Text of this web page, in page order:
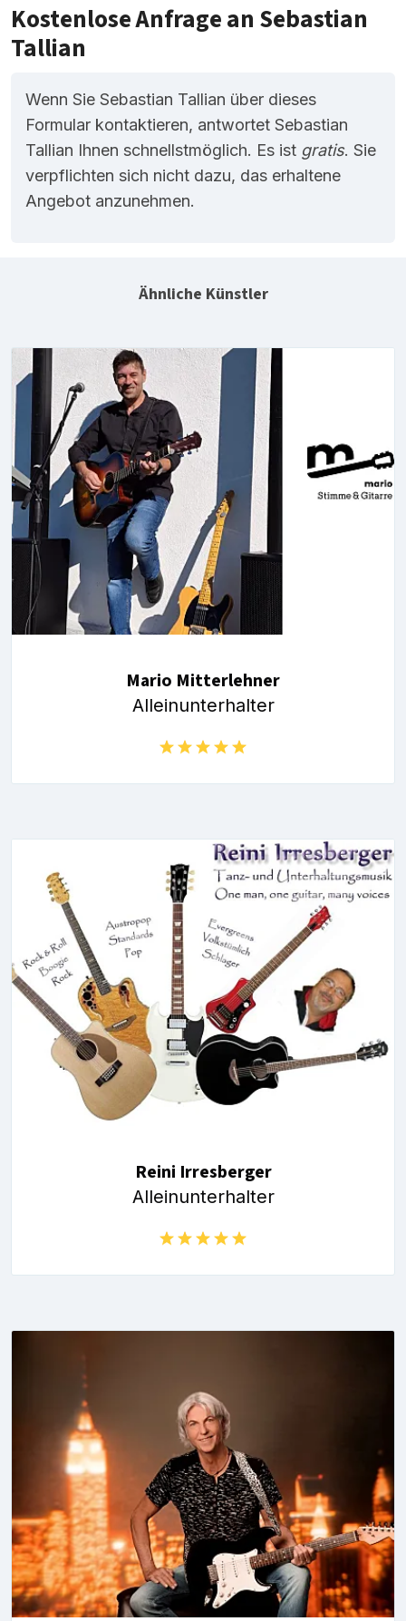
Kostenlose Anfrage an Sebastian
Tallian
Wenn Sie Sebastian Tallian über dieses
Formular kontaktieren, antwortet Sebastian
Tallian Ihnen schnellstmöglich. Es ist gratis. Sie
verpflichten sich nicht dazu, das erhaltene
Angebot anzunehmen.
Ähnliche Künstler
Mario Mitterlehner
Alleinunterhalter
Reini Irresberger
Alleinunterhalter